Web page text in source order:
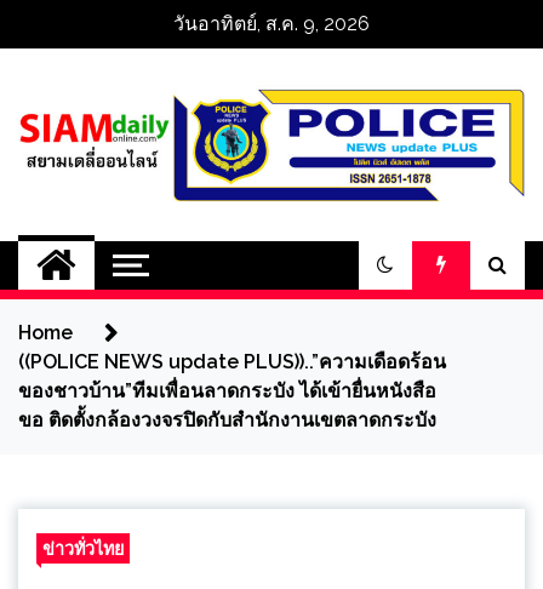
วันอาทิตย์, ส.ค. 9, 2026
สยามเดลี่ออนไลน์
SiamDailyOnline
Home
((POLICE NEWS update PLUS))..”ความเดือดร้อน
ของชาวบ้าน”ทีมเพื่อนลาดกระบัง ได้เข้ายื่นหนังสือ
ขอ ติดตั้งกล้องวงจรปิดกับสำนักงานเขตลาดกระบัง
ข่าวทั่วไทย